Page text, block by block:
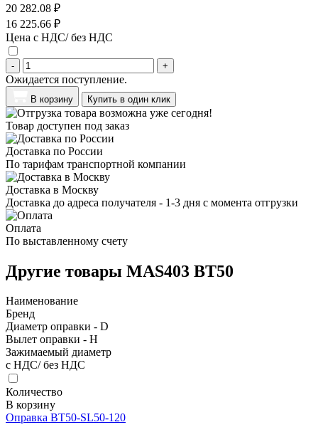
20 282.08 ₽
16 225.66 ₽
Цена с НДС/ без НДС
- +
Ожидается поступление.
В корзину Купить в один клик
Товар доступен под заказ
Доставка по России
По тарифам транспортной компании
Доставка в Москву
Доставка до адреса получателя - 1-3 дня с момента отгрузки
Оплата
По выставленному счету
Другие товары MAS403 BT50
Наименование
Бренд
Диаметр оправки - D
Вылет оправки - H
Зажимаемый диаметр
с НДС/ без НДС
Количество
В корзину
Оправка BT50-SL50-120